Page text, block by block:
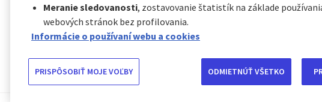
​Potápanie v
Meranie sledovanosti, zostavovanie štatistík na základe
webových stránok bez profilovania.
Informácie o používaní webu a cookies
PRISPÔSOBIŤ MOJE VOĽBY ODMIETNÚŤ VŠETKO